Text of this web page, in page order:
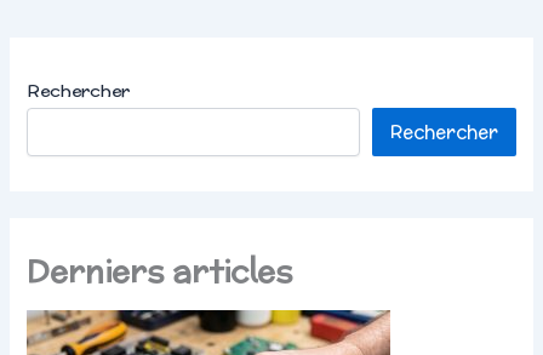
Rechercher
Rechercher
Derniers articles